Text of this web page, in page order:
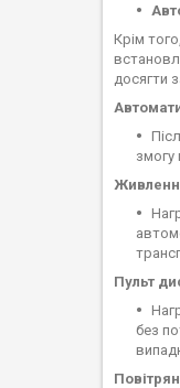
Крім
досягти
змогу
Пульт
без